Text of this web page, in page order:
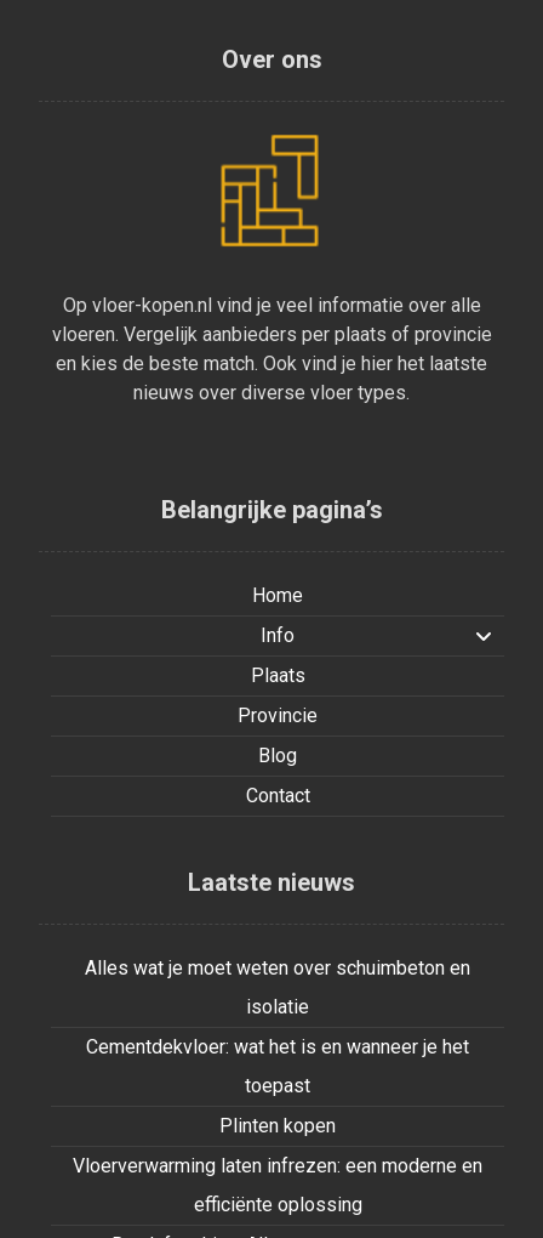
Over ons
Op vloer-kopen.nl vind je veel informatie over alle
vloeren. Vergelijk aanbieders per plaats of provincie
en kies de beste match. Ook vind je hier het laatste
nieuws over diverse vloer types.
Belangrijke pagina’s
Home
Info
Plaats
Provincie
Blog
Contact
Laatste nieuws
Alles wat je moet weten over schuimbeton en
isolatie
Cementdekvloer: wat het is en wanneer je het
toepast
Plinten kopen
Vloerverwarming laten infrezen: een moderne en
efficiënte oplossing